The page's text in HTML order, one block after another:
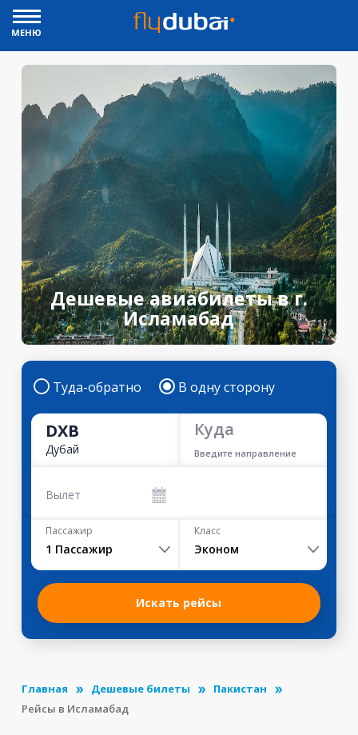
МЕНЮ
Дешевые авиабилеты в г.
Исламабад
Туда-обратно В одну сторону
DXB
Дубай
Куда
Введите направление
Вылет
Пассажир
1 Пассажир
Класс
Эконом
Искать рейсы
Главная Дешевые билеты
Пакистан
Рейсы в Исламабад